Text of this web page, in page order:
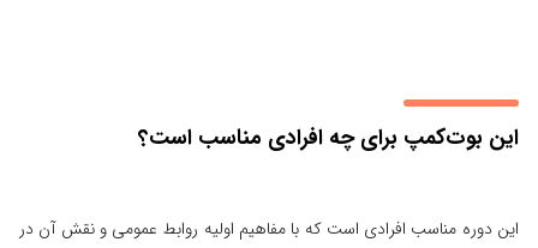
این بوت‌کمپ برای چه افرادی مناسب است؟
این دوره مناسب افرادی است که با مفاهیم اولیه روابط عمومی و نقش آن در